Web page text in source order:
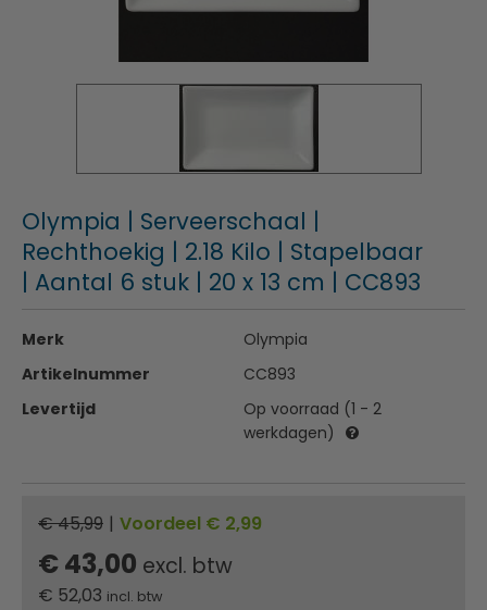
Olympia | Serveerschaal |
Rechthoekig | 2.18 Kilo | Stapelbaar
| Aantal 6 stuk | 20 x 13 cm | CC893
Merk
Olympia
Artikelnummer
CC893
Levertijd
Op voorraad (1 - 2
werkdagen)
€ 45,99 | Voordeel € 2,99
€ 43,00 excl. btw
€ 52,03 incl. btw